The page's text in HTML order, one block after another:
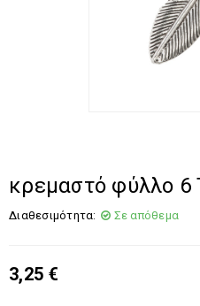
κρεμαστό φύλλο 6
Διαθεσιμότητα: Σε απόθεμα
3,25 €